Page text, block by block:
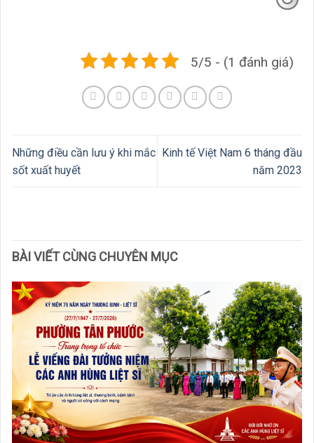
5/5 - (1 đánh giá)
Những điều cần lưu ý khi mắc
sốt xuất huyết
Kinh tế Việt Nam 6 tháng đầu
năm 2023
BÀI VIẾT CÙNG CHUYÊN MỤC